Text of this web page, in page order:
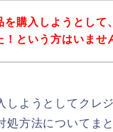
購入しようとして
という方はいませ
ようとしてクレ
処方法についてま